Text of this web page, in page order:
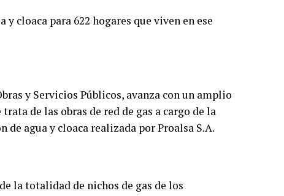
cloaca para 622 hogares que viven en ese
y Servicios Públicos, avanza con un amplio
de las obras de red de gas a cargo de la
de agua y cloaca realizada por Proalsa S.A.
la totalidad de nichos de gas de los